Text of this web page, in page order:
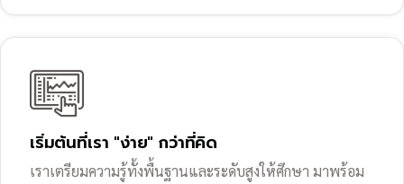
เริ่มต้นที่เรา "ง่าย" กว่าที่คิด
เราเตรียมความรู้ทั้งพื้นฐานและระดับสูงให้ศึกษา มาพร้อม